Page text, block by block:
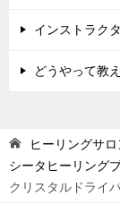
インストラク
どうやって教
ヒーリングサ
シータヒーリング
クリスタルドライ